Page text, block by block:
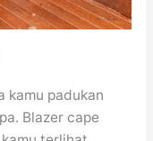
kamu padukan
Blazer cape